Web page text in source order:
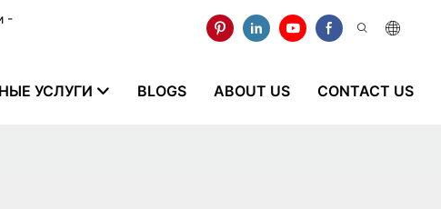
-
УСЛУГИ BLOGS ABOUT US CONTACT US